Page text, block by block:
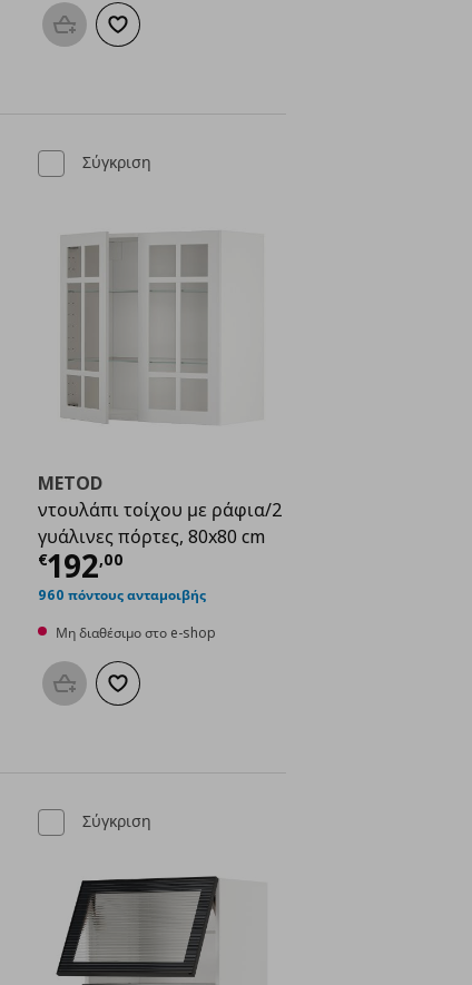
Προσθήκη στο καλάθι
Προσθήκη στα αγαπημένα
€ 143,00
Σύγκριση
METOD
ντουλάπι τοίχου με ράφια/2
γυάλινες πόρτες, 80x80 cm
€192,00
Τρέχουσα τιμή
960 πόντους ανταμοιβής
Μη διαθέσιμο στο e-shop
Προσθήκη στο καλάθι
Προσθήκη στα αγαπημένα
Σύγκριση